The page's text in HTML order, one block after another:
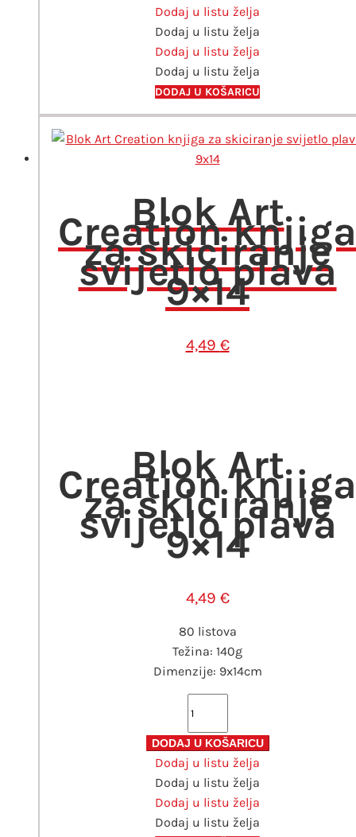
knjiga
za
skiciranje
roza
9x14
količina
Dodaj u listu želja
Dodaj u listu želja
Dodaj u listu želja
Dodaj u listu želja
DODAJ U KOŠARICU
Blok Art
Creation knjiga
za skiciranje
svijetlo plava
9×14
4,49 €
Blok Art
Creation knjiga
za skiciranje
svijetlo plava
9×14
4,49 €
80 listova
Težina: 140g
Dimenzije: 9x14cm
Creation
knjiga
za
skiciranje
svijetlo
DODAJ U KOŠARICU
Dodaj u listu želja
Dodaj u listu želja
Dodaj u listu želja
Dodaj u listu želja